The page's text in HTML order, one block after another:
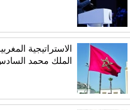
الاستراتيجية
الملك محمد